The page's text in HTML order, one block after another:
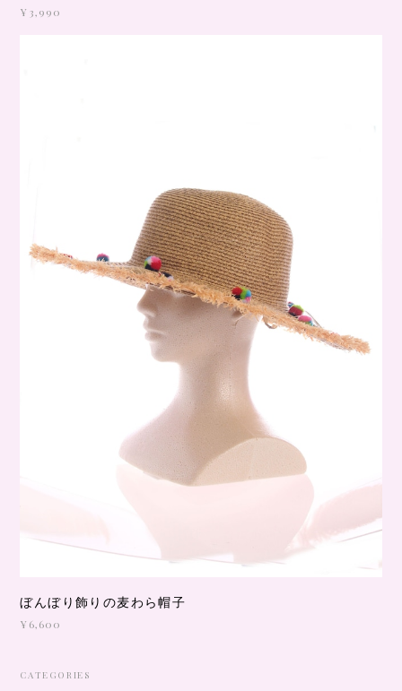
¥3,990
ぼんぼり飾りの麦わら帽子
¥6,600
CATEGORIES